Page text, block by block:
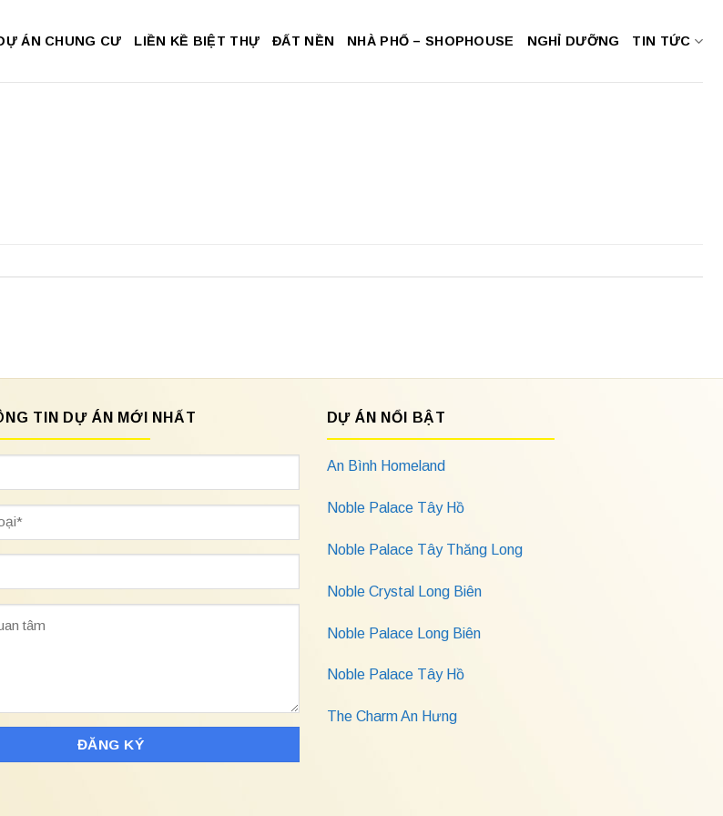
ÁN CHUNG CƯ LIỀN KỀ BIỆT THỰ ĐẤT NỀN NHÀ PHỐ – SHOPHOUSE NGHỈ DƯỠNG TIN TỨC
TIN DỰ ÁN MỚI NHẤT DỰ ÁN NỔI BẬT
An Bình Homeland
Noble Palace Tây Hồ
Noble Palace Tây Thăng Long
Noble Crystal Long Biên
Noble Palace Long Biên
Noble Palace Tây Hồ
The Charm An Hưng